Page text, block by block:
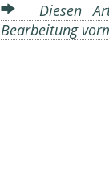
Diesen
Bearbeitung